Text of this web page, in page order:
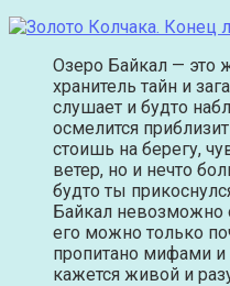
Озеро Байкал — это
хранитель тайн и
слушает и будто
осмелится
стоишь на берегу,
ветер, но и нечто
будто ты
Байкал невозможно
его можно только
пропитано мифами и
кажется живой и